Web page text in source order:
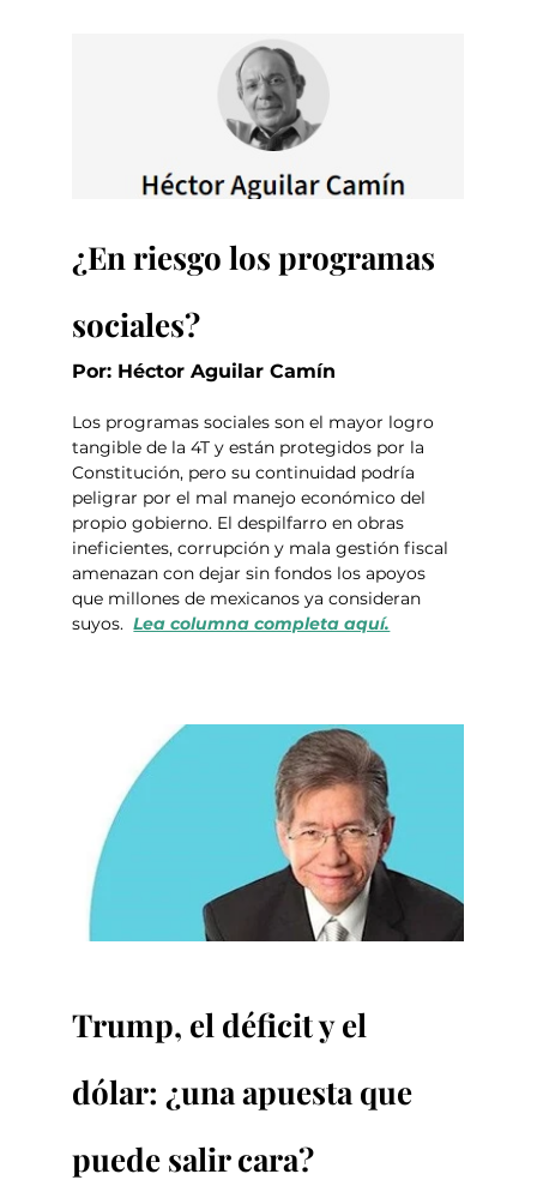
¿En riesgo los programas
sociales?
Por: Héctor Aguilar Camín
Los programas sociales son el mayor logro
tangible de la 4T y están protegidos por la
Constitución, pero su continuidad podría
peligrar por el mal manejo económico del
propio gobierno. El despilfarro en obras
ineficientes, corrupción y mala gestión fiscal
amenazan con dejar sin fondos los apoyos
que millones de mexicanos ya consideran
suyos. Lea columna completa aquí.
Trump, el déficit y el
dólar: ¿una apuesta que
puede salir cara?